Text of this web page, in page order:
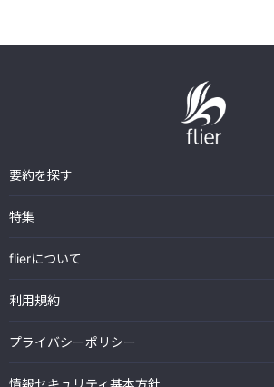
要約を探す
特集
flierについて
利用規約
プライバシーポリシー